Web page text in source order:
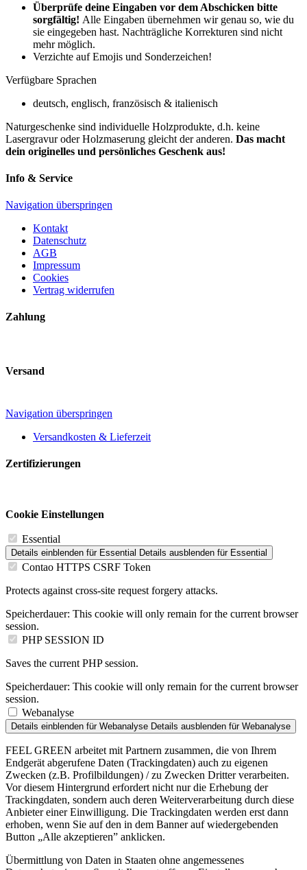
Überprüfe deine Eingaben vor dem Abschicken bitte
sorgfältig! Alle Eingaben übernehmen wir genau so, wie du
sie eingegeben hast. Nachträgliche Korrekturen sind nicht
mehr möglich.
Verzichte auf Emojis und Sonderzeichen!
Verfügbare Sprachen
deutsch, englisch, französisch & italienisch
Naturgeschenke sind individuelle Holzprodukte, d.h. keine
Lasergravur oder Holzmaserung gleicht der anderen. Das macht
dein originelles und persönliches Geschenk aus!
Info & Service
Navigation überspringen
Kontakt
Datenschutz
AGB
Impressum
Cookies
Vertrag widerrufen
Zahlung
Versand
Navigation überspringen
Versandkosten & Lieferzeit
Zertifizierungen
Cookie Einstellungen
Essential
Details einblenden für Essential Details ausblenden für Essential
Contao HTTPS CSRF Token
Protects against cross-site request forgery attacks.
Speicherdauer: This cookie will only remain for the current browser
session.
PHP SESSION ID
Saves the current PHP session.
Speicherdauer: This cookie will only remain for the current browser
session.
Webanalyse
Details einblenden für Webanalyse Details ausblenden für Webanalyse
FEEL GREEN arbeitet mit Partnern zusammen, die von Ihrem
Endgerät abgerufene Daten (Trackingdaten) auch zu eigenen
Zwecken (z.B. Profilbildungen) / zu Zwecken Dritter verarbeiten.
Vor diesem Hintergrund erfordert nicht nur die Erhebung der
Trackingdaten, sondern auch deren Weiterverarbeitung durch diese
Anbieter einer Einwilligung. Die Trackingdaten werden erst dann
erhoben, wenn Sie auf den in dem Banner auf wiedergebenden
Button „Alle akzeptieren” anklicken.
Übermittlung von Daten in Staaten ohne angemessenes